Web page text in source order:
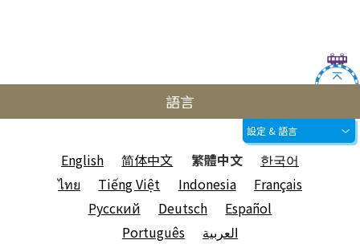
語言
設定 & 語言
English 简体中文 繁體中文
한국어
ไทย
Tiếng Việt Indonesia
Français
Русский
Deutsch
Español
Português
العربية